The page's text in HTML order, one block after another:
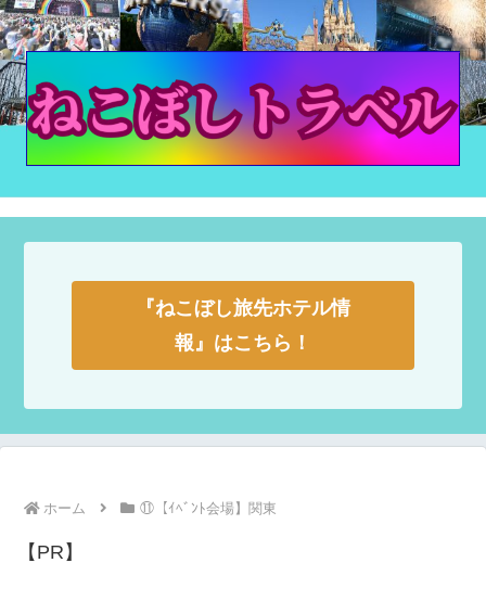
『ねこぼし旅先ホテル情
報』はこちら！
ホーム ⑪【ｲﾍﾞﾝﾄ会場】関東
【PR】